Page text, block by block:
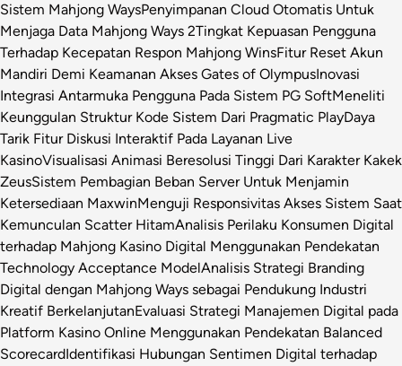
Sistem Mahjong WaysPenyimpanan Cloud Otomatis Untuk
Menjaga Data Mahjong Ways 2Tingkat Kepuasan Pengguna
Terhadap Kecepatan Respon Mahjong WinsFitur Reset Akun
Mandiri Demi Keamanan Akses Gates of OlympusInovasi
Integrasi Antarmuka Pengguna Pada Sistem PG SoftMeneliti
Keunggulan Struktur Kode Sistem Dari Pragmatic PlayDaya
Tarik Fitur Diskusi Interaktif Pada Layanan Live
KasinoVisualisasi Animasi Beresolusi Tinggi Dari Karakter Kakek
ZeusSistem Pembagian Beban Server Untuk Menjamin
Ketersediaan MaxwinMenguji Responsivitas Akses Sistem Saat
Kemunculan Scatter HitamAnalisis Perilaku Konsumen Digital
terhadap Mahjong Kasino Digital Menggunakan Pendekatan
Technology Acceptance ModelAnalisis Strategi Branding
Digital dengan Mahjong Ways sebagai Pendukung Industri
Kreatif BerkelanjutanEvaluasi Strategi Manajemen Digital pada
Platform Kasino Online Menggunakan Pendekatan Balanced
ScorecardIdentifikasi Hubungan Sentimen Digital terhadap